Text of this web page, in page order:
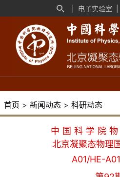
电子实验室
首页 > 新闻动态 > 科研动态
中国科学院
北京凝聚态物理
A01/HE-